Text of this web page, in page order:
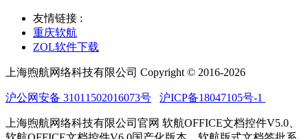
友情链接 :
重庆软航
ZOL软件下载
上海煦航网络科技有限公司 Copyright © 2016-2026
沪公网安备 31011502016073号 沪ICP备18047105号-1
上海煦航网络科技有限公司官网 软航OFFICE文档控件V5.0、